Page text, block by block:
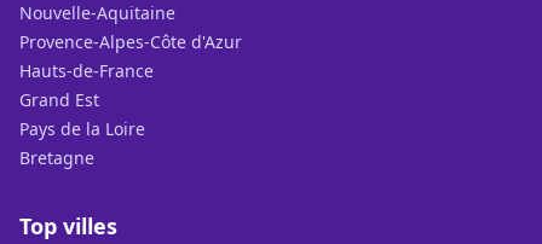
Nouvelle-Aquitaine
Provence-Alpes-Côte d'Azur
Hauts-de-France
Grand Est
Pays de la Loire
Bretagne
Top villes